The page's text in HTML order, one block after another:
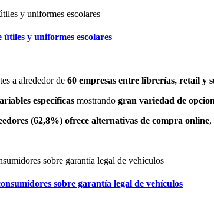
y uniformes escolares
a alrededor de 60 empresas entre librerías, retail y
específicas mostrando gran variedad de
(62,8%) ofrece alternativas de compra online,
sobre garantía legal de vehículos